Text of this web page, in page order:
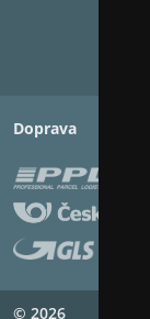
Doprava
© 2026